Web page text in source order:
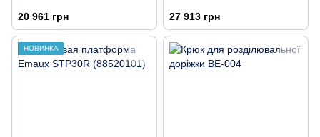
20 961 грн 27 913 грн
НОВИНКА